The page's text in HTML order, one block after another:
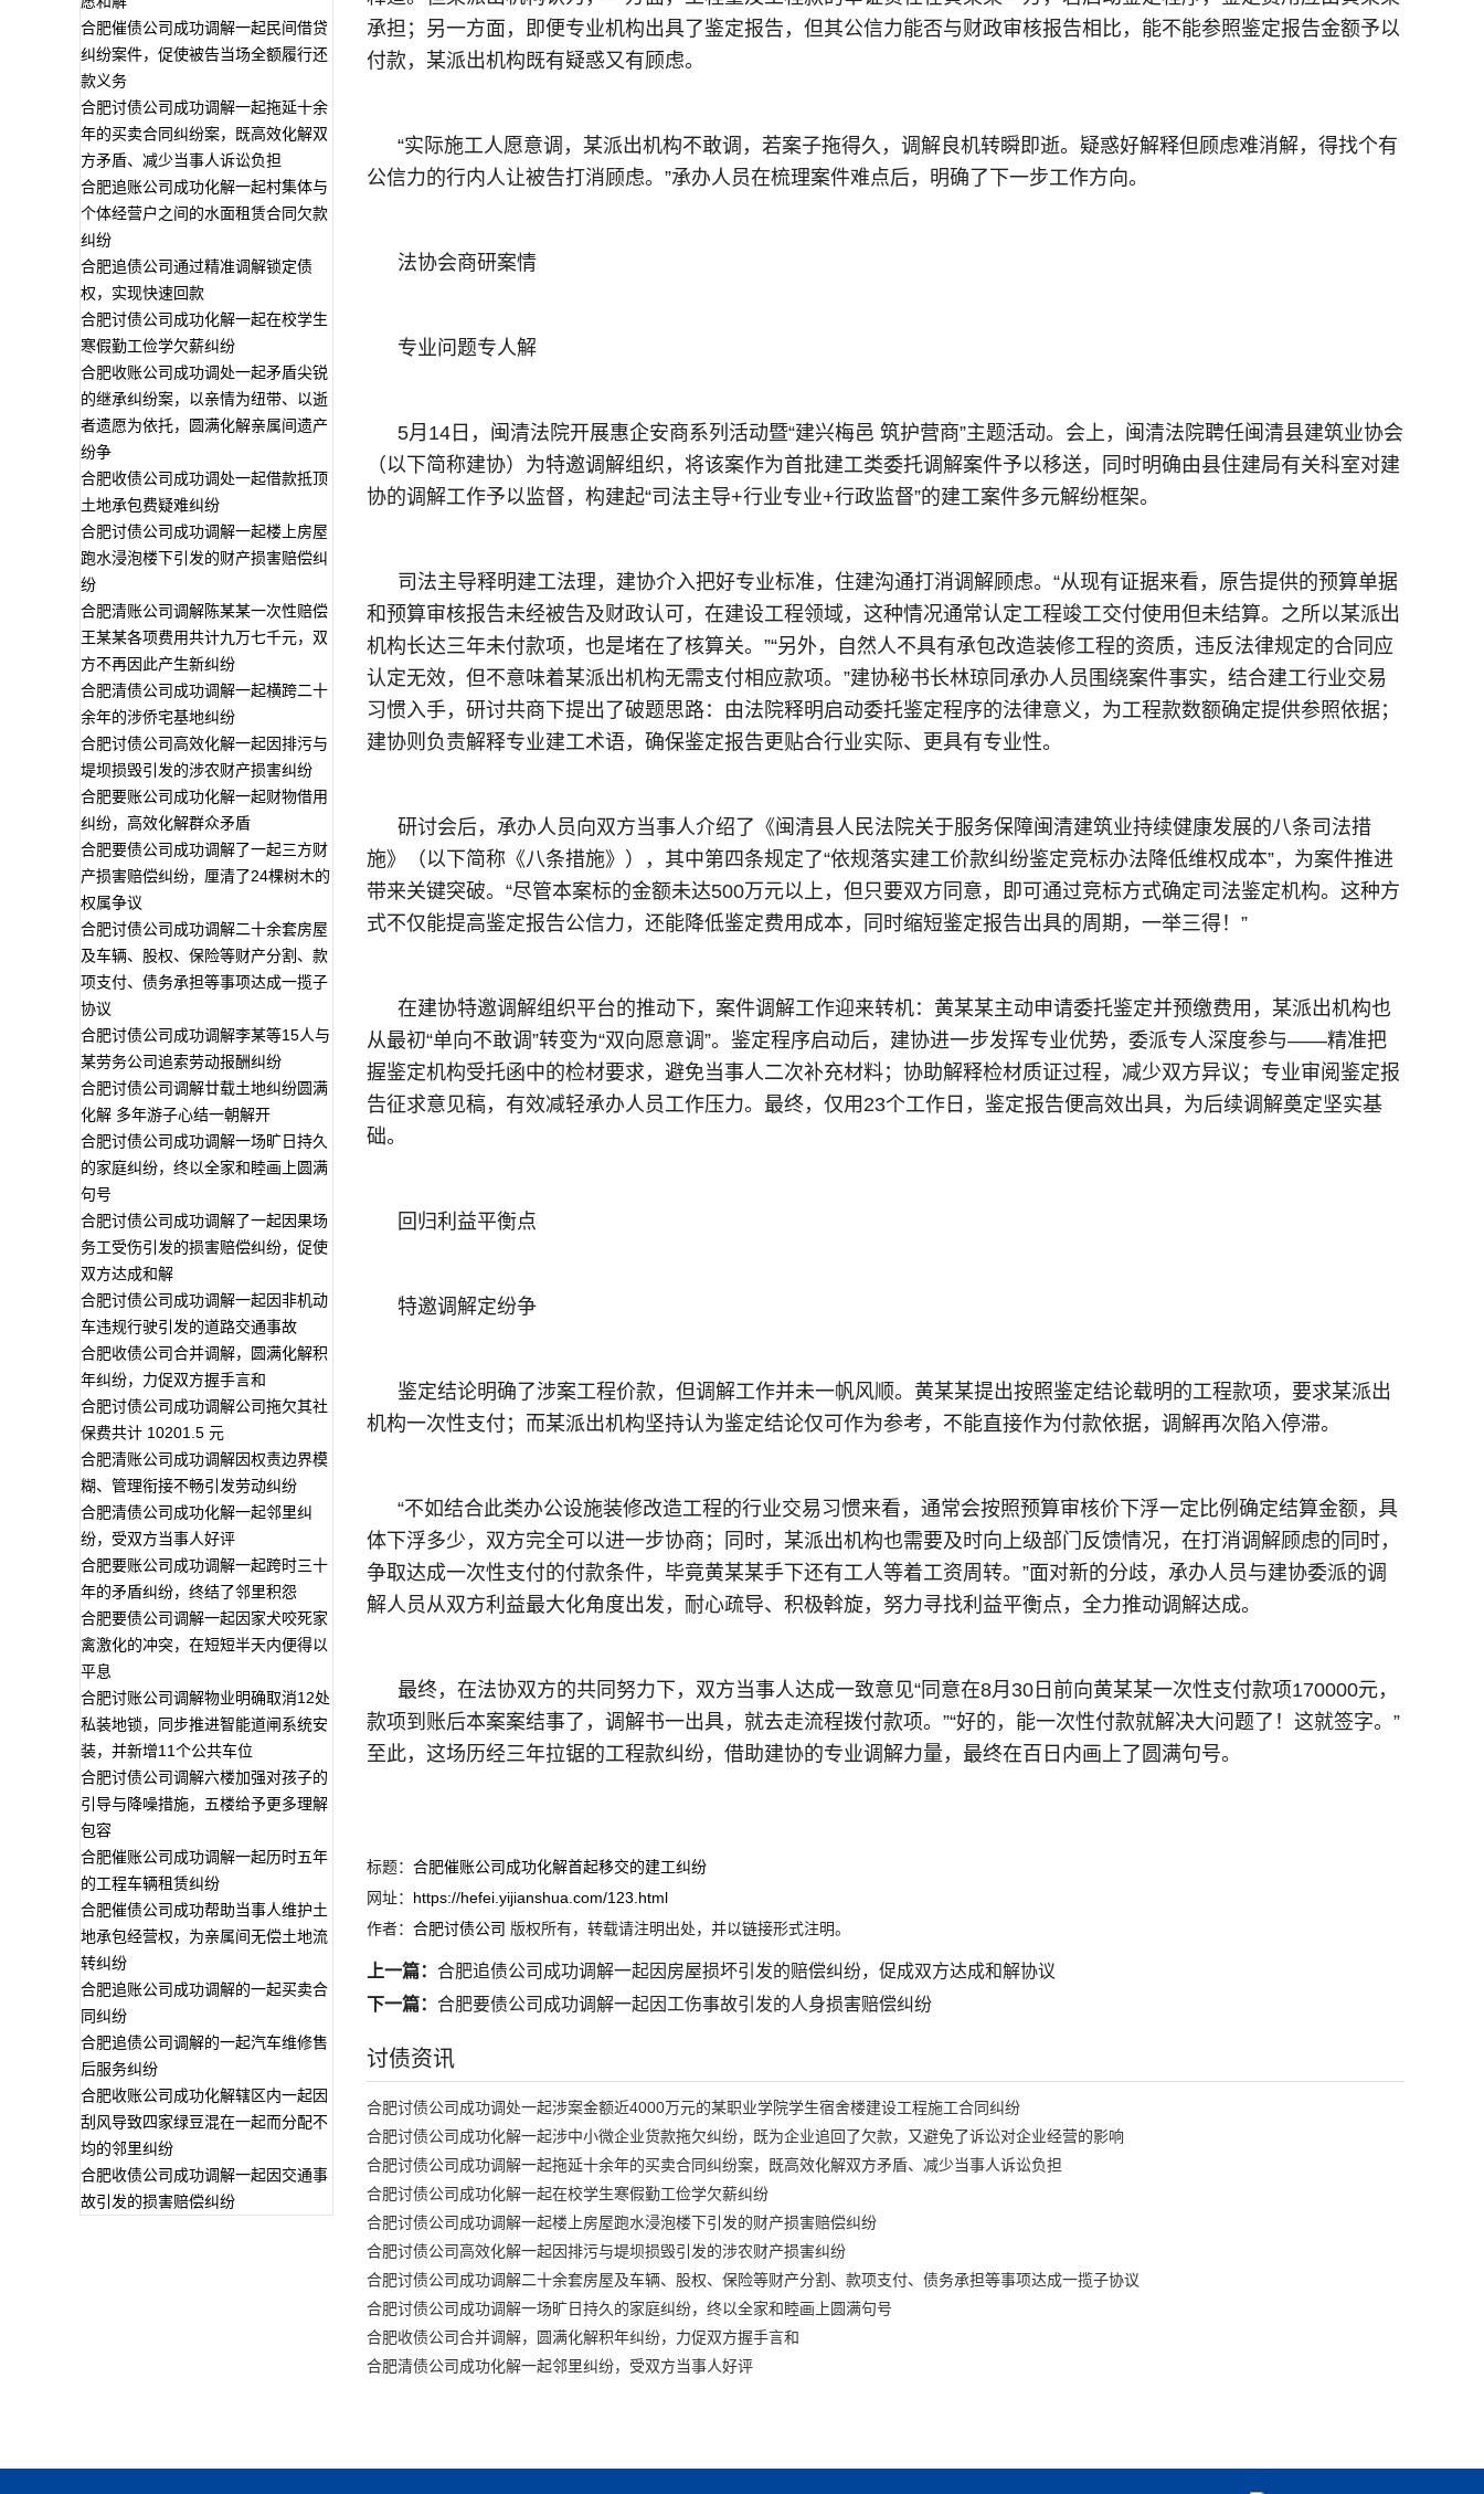
合肥催债公司成功调解一起民间借贷
纠纷案件，促使被告当场全额履行还
款义务
合肥讨债公司成功调解一起拖延十余
年的买卖合同纠纷案，既高效化解双
方矛盾、减少当事人诉讼负担
合肥追账公司成功化解一起村集体与
个体经营户之间的水面租赁合同欠款
纠纷
合肥追债公司通过精准调解锁定债
权，实现快速回款
合肥讨债公司成功化解一起在校学生
寒假勤工俭学欠薪纠纷
合肥收账公司成功调处一起矛盾尖锐
的继承纠纷案，以亲情为纽带、以逝
者遗愿为依托，圆满化解亲属间遗产
纷争
合肥收债公司成功调处一起借款抵顶
土地承包费疑难纠纷
合肥讨债公司成功调解一起楼上房屋
跑水浸泡楼下引发的财产损害赔偿纠
纷
合肥清账公司调解陈某某一次性赔偿
王某某各项费用共计九万七千元，双
方不再因此产生新纠纷
合肥清债公司成功调解一起横跨二十
余年的涉侨宅基地纠纷
合肥讨债公司高效化解一起因排污与
堤坝损毁引发的涉农财产损害纠纷
合肥要账公司成功化解一起财物借用
纠纷，高效化解群众矛盾
合肥要债公司成功调解了一起三方财
产损害赔偿纠纷，厘清了24棵树木的
权属争议
合肥讨债公司成功调解二十余套房屋
及车辆、股权、保险等财产分割、款
项支付、债务承担等事项达成一揽子
协议
合肥讨债公司成功调解李某等15人与
某劳务公司追索劳动报酬纠纷
合肥讨债公司调解廿载土地纠纷圆满
化解 多年游子心结一朝解开
合肥讨债公司成功调解一场旷日持久
的家庭纠纷，终以全家和睦画上圆满
句号
合肥讨债公司成功调解了一起因果场
务工受伤引发的损害赔偿纠纷，促使
双方达成和解
合肥讨债公司成功调解一起因非机动
车违规行驶引发的道路交通事故
合肥收债公司合并调解，圆满化解积
年纠纷，力促双方握手言和
合肥讨债公司成功调解公司拖欠其社
保费共计 10201.5 元
合肥清账公司成功调解因权责边界模
糊、管理衔接不畅引发劳动纠纷
合肥清债公司成功化解一起邻里纠
纷，受双方当事人好评
合肥要账公司成功调解一起跨时三十
年的矛盾纠纷，终结了邻里积怨
合肥要债公司调解一起因家犬咬死家
禽激化的冲突，在短短半天内便得以
平息
合肥讨账公司调解物业明确取消12处
私装地锁，同步推进智能道闸系统安
装，并新增11个公共车位
合肥讨债公司调解六楼加强对孩子的
引导与降噪措施，五楼给予更多理解
包容
合肥催账公司成功调解一起历时五年
的工程车辆租赁纠纷
合肥催债公司成功帮助当事人维护土
地承包经营权，为亲属间无偿土地流
转纠纷
合肥追账公司成功调解的一起买卖合
同纠纷
合肥追债公司调解的一起汽车维修售
后服务纠纷
合肥收账公司成功化解辖区内一起因
刮风导致四家绿豆混在一起而分配不
均的邻里纠纷
合肥收债公司成功调解一起因交通事
故引发的损害赔偿纠纷
承担；另一方面，即便专业机构出具了鉴定报告，但其公信力能否与财政审核报告相比，能不能参照鉴定报告金额予以
付款，某派出机构既有疑惑又有顾虑。
“实际施工人愿意调，某派出机构不敢调，若案子拖得久，调解良机转瞬即逝。疑惑好解释但顾虑难消解，得找个有
公信力的行内人让被告打消顾虑。”承办人员在梳理案件难点后，明确了下一步工作方向。
法协会商研案情
专业问题专人解
5月14日，闽清法院开展惠企安商系列活动暨“建兴梅邑 筑护营商”主题活动。会上，闽清法院聘任闽清县建筑业协会
（以下简称建协）为特邀调解组织，将该案作为首批建工类委托调解案件予以移送，同时明确由县住建局有关科室对建
协的调解工作予以监督，构建起“司法主导+行业专业+行政监督”的建工案件多元解纷框架。
司法主导释明建工法理，建协介入把好专业标准，住建沟通打消调解顾虑。“从现有证据来看，原告提供的预算单据
和预算审核报告未经被告及财政认可，在建设工程领域，这种情况通常认定工程竣工交付使用但未结算。之所以某派出
机构长达三年未付款项，也是堵在了核算关。”“另外，自然人不具有承包改造装修工程的资质，违反法律规定的合同应
认定无效，但不意味着某派出机构无需支付相应款项。”建协秘书长林琼同承办人员围绕案件事实，结合建工行业交易
习惯入手，研讨共商下提出了破题思路：由法院释明启动委托鉴定程序的法律意义，为工程款数额确定提供参照依据；
建协则负责解释专业建工术语，确保鉴定报告更贴合行业实际、更具有专业性。
研讨会后，承办人员向双方当事人介绍了《闽清县人民法院关于服务保障闽清建筑业持续健康发展的八条司法措
施》（以下简称《八条措施》），其中第四条规定了“依规落实建工价款纠纷鉴定竞标办法降低维权成本”，为案件推进
带来关键突破。“尽管本案标的金额未达500万元以上，但只要双方同意，即可通过竞标方式确定司法鉴定机构。这种方
式不仅能提高鉴定报告公信力，还能降低鉴定费用成本，同时缩短鉴定报告出具的周期，一举三得！”
在建协特邀调解组织平台的推动下，案件调解工作迎来转机：黄某某主动申请委托鉴定并预缴费用，某派出机构也
从最初“单向不敢调”转变为“双向愿意调”。鉴定程序启动后，建协进一步发挥专业优势，委派专人深度参与——精准把
握鉴定机构受托函中的检材要求，避免当事人二次补充材料；协助解释检材质证过程，减少双方异议；专业审阅鉴定报
告征求意见稿，有效减轻承办人员工作压力。最终，仅用23个工作日，鉴定报告便高效出具，为后续调解奠定坚实基
础。
回归利益平衡点
特邀调解定纷争
鉴定结论明确了涉案工程价款，但调解工作并未一帆风顺。黄某某提出按照鉴定结论载明的工程款项，要求某派出
机构一次性支付；而某派出机构坚持认为鉴定结论仅可作为参考，不能直接作为付款依据，调解再次陷入停滞。
“不如结合此类办公设施装修改造工程的行业交易习惯来看，通常会按照预算审核价下浮一定比例确定结算金额，具
体下浮多少，双方完全可以进一步协商；同时，某派出机构也需要及时向上级部门反馈情况，在打消调解顾虑的同时，
争取达成一次性支付的付款条件，毕竟黄某某手下还有工人等着工资周转。”面对新的分歧，承办人员与建协委派的调
解人员从双方利益最大化角度出发，耐心疏导、积极斡旋，努力寻找利益平衡点，全力推动调解达成。
最终，在法协双方的共同努力下，双方当事人达成一致意见“同意在8月30日前向黄某某一次性支付款项170000元，
款项到账后本案案结事了，调解书一出具，就去走流程拨付款项。”“好的，能一次性付款就解决大问题了！这就签字。”
至此，这场历经三年拉锯的工程款纠纷，借助建协的专业调解力量，最终在百日内画上了圆满句号。
标题： 合肥催账公司成功化解首起移交的建工纠纷
网址： https://hefei.yijianshua.com/123.html
作者： 合肥讨债公司 版权所有，转载请注明出处，并以链接形式注明。
上一篇： 合肥追债公司成功调解一起因房屋损坏引发的赔偿纠纷，促成双方达成和解协议
下一篇： 合肥要债公司成功调解一起因工伤事故引发的人身损害赔偿纠纷
讨债资讯
合肥讨债公司成功调处一起涉案金额近4000万元的某职业学院学生宿舍楼建设工程施工合同纠纷
合肥讨债公司成功化解一起涉中小微企业货款拖欠纠纷，既为企业追回了欠款，又避免了诉讼对企业经营的影响
合肥讨债公司成功调解一起拖延十余年的买卖合同纠纷案，既高效化解双方矛盾、减少当事人诉讼负担
合肥讨债公司成功化解一起在校学生寒假勤工俭学欠薪纠纷
合肥讨债公司成功调解一起楼上房屋跑水浸泡楼下引发的财产损害赔偿纠纷
合肥讨债公司高效化解一起因排污与堤坝损毁引发的涉农财产损害纠纷
合肥讨债公司成功调解二十余套房屋及车辆、股权、保险等财产分割、款项支付、债务承担等事项达成一揽子协议
合肥讨债公司成功调解一场旷日持久的家庭纠纷，终以全家和睦画上圆满句号
合肥收债公司合并调解，圆满化解积年纠纷，力促双方握手言和
合肥清债公司成功化解一起邻里纠纷，受双方当事人好评